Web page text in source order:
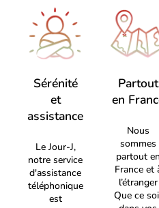
Sérénité
et
assistance
Le Jour-J,
notre service
d'assistance
téléphonique
est
Partout
en
Nous
sommes
partout
France et
l’étranger
Que ce